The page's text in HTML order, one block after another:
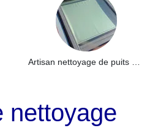
nettoyage